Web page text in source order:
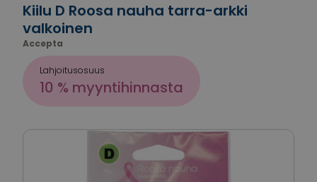
Kiilu D Roosa nauha tarra-arkki
valkoinen
Accepta
Lahjoitusosuus
10 % myyntihinnasta